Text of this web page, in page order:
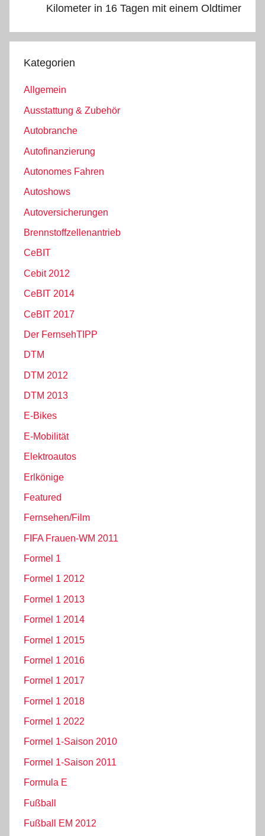
Kilometer in 16 Tagen mit einem Oldtimer
Kategorien
Allgemein
Ausstattung & Zubehör
Autobranche
Autofinanzierung
Autonomes Fahren
Autoshows
Autoversicherungen
Brennstoffzellenantrieb
CeBIT
Cebit 2012
CeBIT 2014
CeBIT 2017
Der FernsehTIPP
DTM
DTM 2012
DTM 2013
E-Bikes
E-Mobilität
Elektroautos
Erlkönige
Featured
Fernsehen/Film
FIFA Frauen-WM 2011
Formel 1
Formel 1 2012
Formel 1 2013
Formel 1 2014
Formel 1 2015
Formel 1 2016
Formel 1 2017
Formel 1 2018
Formel 1 2022
Formel 1-Saison 2010
Formel 1-Saison 2011
Formula E
Fußball
Fußball EM 2012